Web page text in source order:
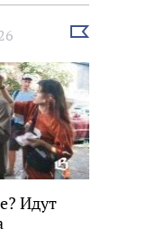
Выбрать
Идут